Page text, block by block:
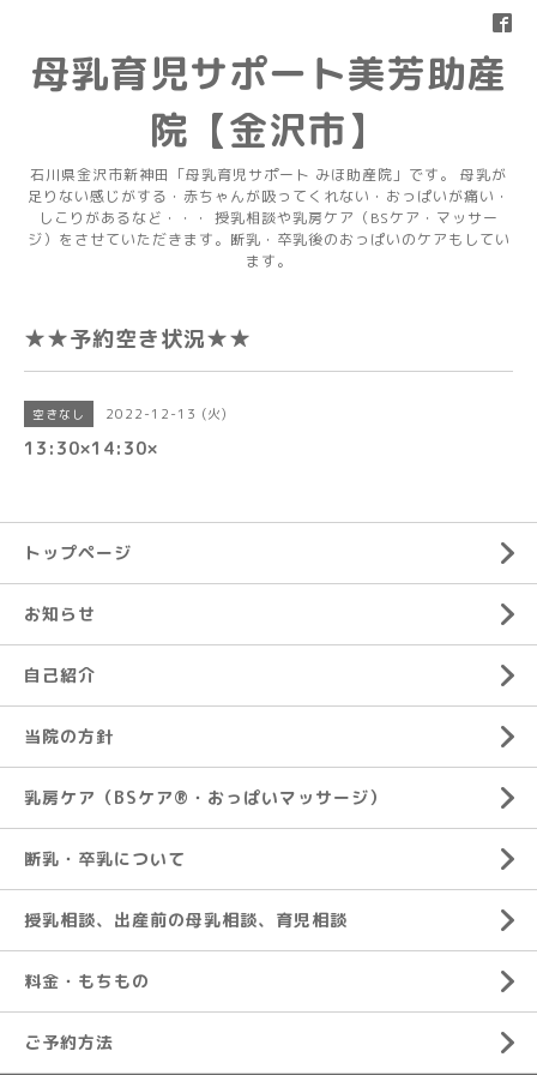
母乳育児サポート美芳助産
院【金沢市】
石川県金沢市新神田「母乳育児サポート みほ助産院」です。 母乳が
足りない感じがする・赤ちゃんが吸ってくれない・おっぱいが痛い・
しこりがあるなど・・・ 授乳相談や乳房ケア（BSケア・マッサー
ジ）をさせていただきます。断乳・卒乳後のおっぱいのケアもしてい
ます。
★★予約空き状況★★
空きなし 2022-12-13 (火)
13:30×14:30×
トップページ
お知らせ
自己紹介
当院の方針
乳房ケア（BSケア®︎・おっぱいマッサージ）
断乳・卒乳について
授乳相談、出産前の母乳相談、育児相談
料金・もちもの
ご予約方法